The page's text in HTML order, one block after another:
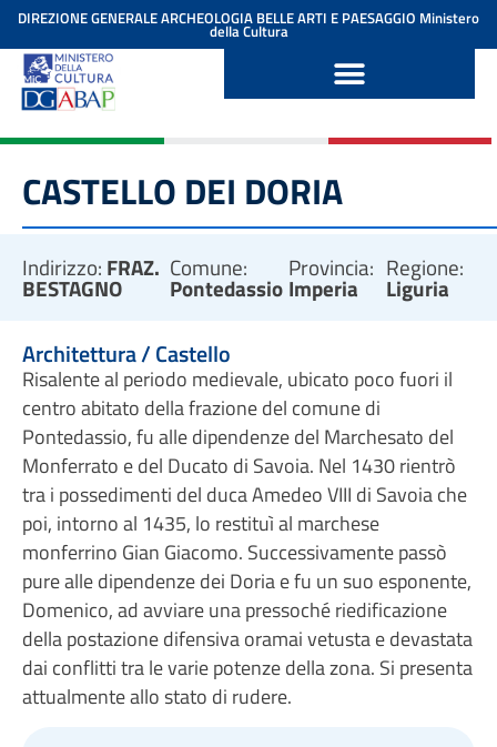
contenuto
DIREZIONE GENERALE ARCHEOLOGIA BELLE ARTI E PAESAGGIO Ministero
della Cultura
CASTELLO DEI DORIA
Indirizzo: FRAZ.
BESTAGNO
Comune:
Pontedassio
Provincia:
Imperia
Regione:
Liguria
Architettura / Castello
Risalente al periodo medievale, ubicato poco fuori il
centro abitato della frazione del comune di
Pontedassio, fu alle dipendenze del Marchesato del
Monferrato e del Ducato di Savoia. Nel 1430 rientrò
tra i possedimenti del duca Amedeo VIII di Savoia che
poi, intorno al 1435, lo restituì al marchese
monferrino Gian Giacomo. Successivamente passò
pure alle dipendenze dei Doria e fu un suo esponente,
Domenico, ad avviare una pressoché riedificazione
della postazione difensiva oramai vetusta e devastata
dai conflitti tra le varie potenze della zona. Si presenta
attualmente allo stato di rudere.